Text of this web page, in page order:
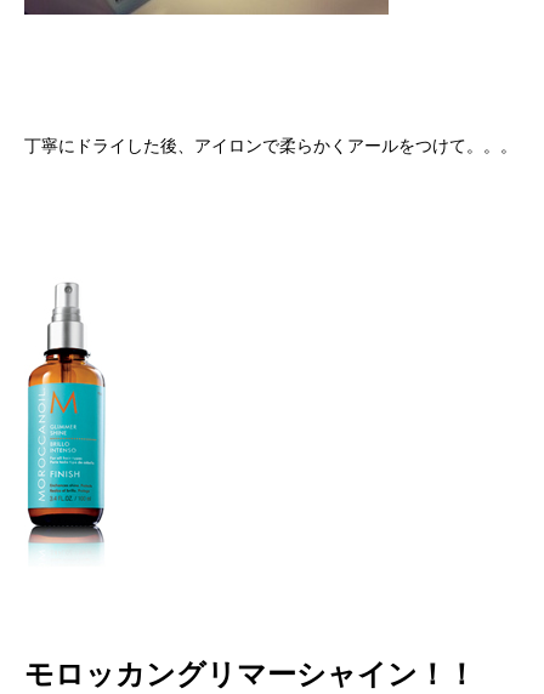
丁寧にドライした後、アイロンで柔らかくアールをつけて。。。
モロッカングリマーシャイン！！